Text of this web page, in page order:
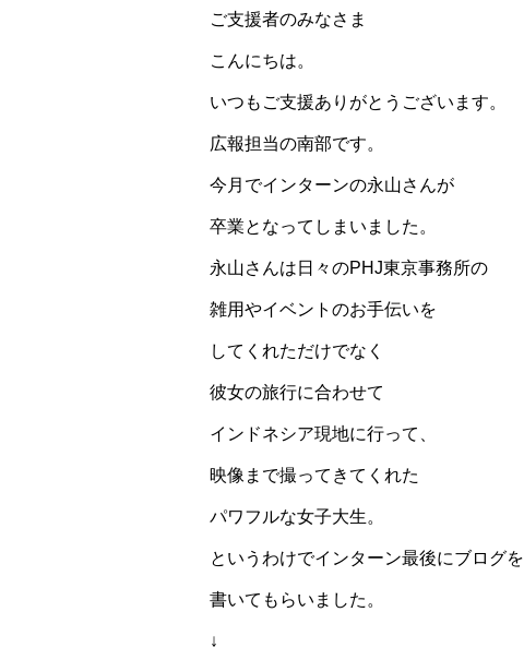
ご支援者のみなさま
こんにちは。
いつもご支援ありがとうございます。
広報担当の南部です。
今月でインターンの永山さんが
卒業となってしまいました。
永山さんは日々のPHJ東京事務所の
雑用やイベントのお手伝いを
してくれただけでなく
彼女の旅行に合わせて
インドネシア現地に行って、
映像まで撮ってきてくれた
パワフルな女子大生。
というわけでインターン最後にブログを
書いてもらいました。
↓